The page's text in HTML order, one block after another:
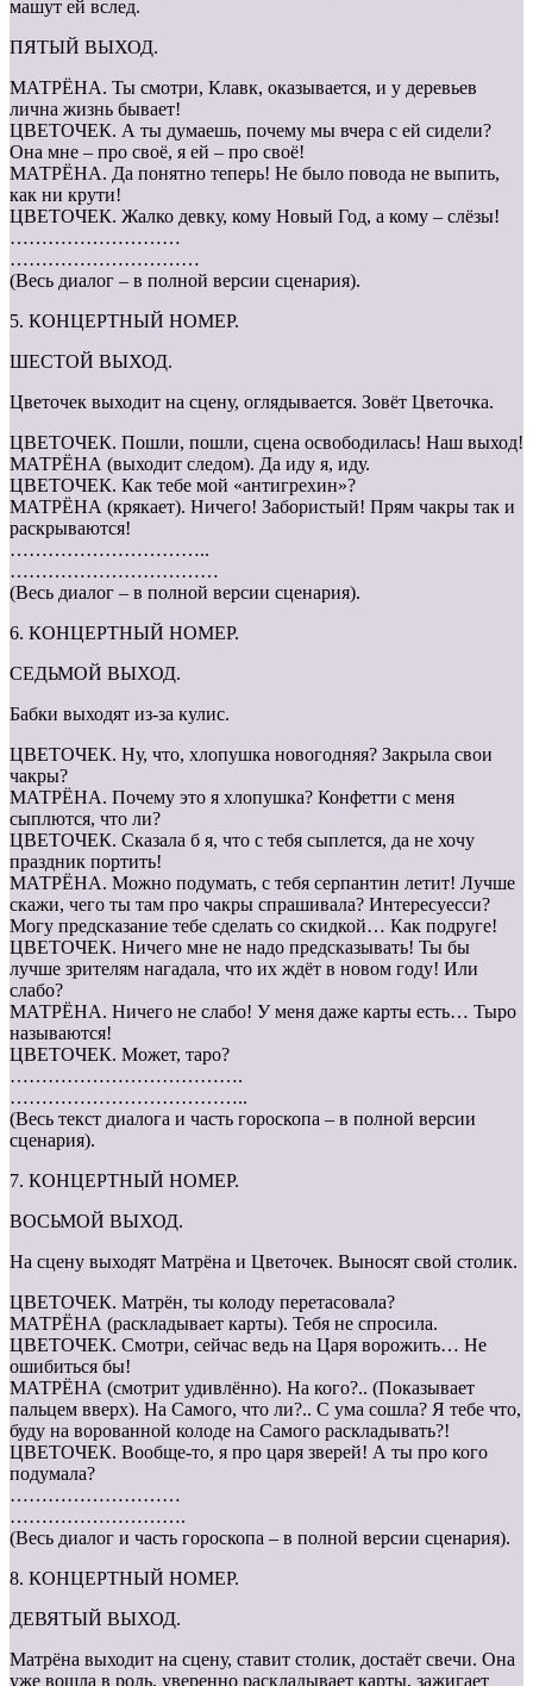
машут ей вслед.
ПЯТЫЙ ВЫХОД.
МАТРЁНА. Ты смотри, Клавк, оказывается, и у деревьев
лична жизнь бывает!
ЦВЕТОЧЕК. А ты думаешь, почему мы вчера с ей сидели?
Она мне – про своё, я ей – про своё!
МАТРЁНА. Да понятно теперь! Не было повода не выпить,
как ни крути!
ЦВЕТОЧЕК. Жалко девку, кому Новый Год, а кому – слёзы!
………………………
…………………………
(Весь диалог – в полной версии сценария).
5. КОНЦЕРТНЫЙ НОМЕР.
ШЕСТОЙ ВЫХОД.
Цветочек выходит на сцену, оглядывается. Зовёт Цветочка.
ЦВЕТОЧЕК. Пошли, пошли, сцена освободилась! Наш выход!
МАТРЁНА (выходит следом). Да иду я, иду.
ЦВЕТОЧЕК. Как тебе мой «антигрехин»?
МАТРЁНА (крякает). Ничего! Забористый! Прям чакры так и
раскрываются!
…………………………..
……………………………
(Весь диалог – в полной версии сценария).
6. КОНЦЕРТНЫЙ НОМЕР.
СЕДЬМОЙ ВЫХОД.
Бабки выходят из-за кулис.
ЦВЕТОЧЕК. Ну, что, хлопушка новогодняя? Закрыла свои
чакры?
МАТРЁНА. Почему это я хлопушка? Конфетти с меня
сыплются, что ли?
ЦВЕТОЧЕК. Сказала б я, что с тебя сыплется, да не хочу
праздник портить!
МАТРЁНА. Можно подумать, с тебя серпантин летит! Лучше
скажи, чего ты там про чакры спрашивала? Интересуесси?
Могу предсказание тебе сделать со скидкой… Как подруге!
ЦВЕТОЧЕК. Ничего мне не надо предсказывать! Ты бы
лучше зрителям нагадала, что их ждёт в новом году! Или
слабо?
МАТРЁНА. Ничего не слабо! У меня даже карты есть… Тыро
называются!
ЦВЕТОЧЕК. Может, таро?
……………………………….
………………………………..
(Весь текст диалога и часть гороскопа – в полной версии
сценария).
7. КОНЦЕРТНЫЙ НОМЕР.
ВОСЬМОЙ ВЫХОД.
На сцену выходят Матрёна и Цветочек. Выносят свой столик.
ЦВЕТОЧЕК. Матрён, ты колоду перетасовала?
МАТРЁНА (раскладывает карты). Тебя не спросила.
ЦВЕТОЧЕК. Смотри, сейчас ведь на Царя ворожить… Не
ошибиться бы!
МАТРЁНА (смотрит удивлённо). На кого?.. (Показывает
пальцем вверх). На Самого, что ли?.. С ума сошла? Я тебе что,
буду на ворованной колоде на Самого раскладывать?!
ЦВЕТОЧЕК. Вообще-то, я про царя зверей! А ты про кого
подумала?
………………………
……………………….
(Весь диалог и часть гороскопа – в полной версии сценария).
8. КОНЦЕРТНЫЙ НОМЕР.
ДЕВЯТЫЙ ВЫХОД.
Матрёна выходит на сцену, ставит столик, достаёт свечи. Она
уже вошла в роль, уверенно раскладывает карты, зажигает